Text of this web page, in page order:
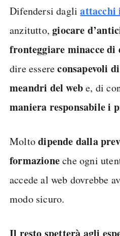
Difendersi dagli
anzitutto,giocare
fronteggiare minacce di
dire essereconsapevoli
meandri del webe, di
maniera responsabile i
Moltodipende dalla
formazioneche ogni
accede al web dovrebbe
modo sicuro.